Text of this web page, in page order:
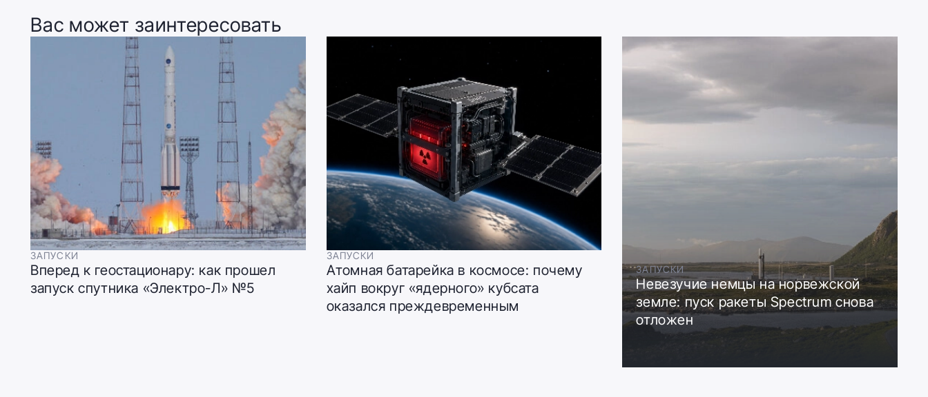
Вас может заинтересовать
ЗАПУСКИ
Вперед к геостационару: как прошел
запуск спутника «Электро-Л» №5
ЗАПУСКИ
Атомная батарейка в космосе: почему
хайп вокруг «ядерного» кубсата
оказался преждевременным
ЗАПУСКИ
Невезучие немцы на норвежской
земле: пуск ракеты Spectrum снова
отложен